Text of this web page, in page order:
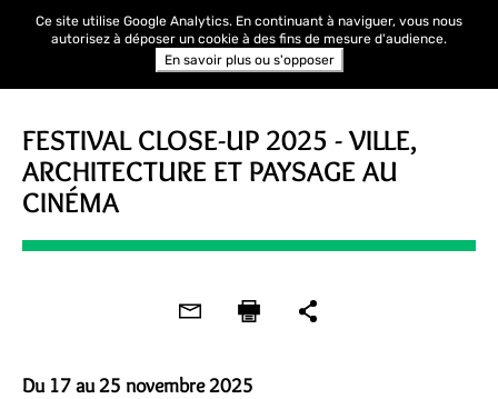
FESTIVAL CLOSE-UP 2025 - VILLE,
ARCHITECTURE ET PAYSAGE AU
CINÉMA
Du 17 au 25 novembre 2025
Ce site utilise Google Analytics. En continuant à naviguer, vous nous
autorisez à déposer un cookie à des fins de mesure d'audience.
En savoir plus ou s'opposer